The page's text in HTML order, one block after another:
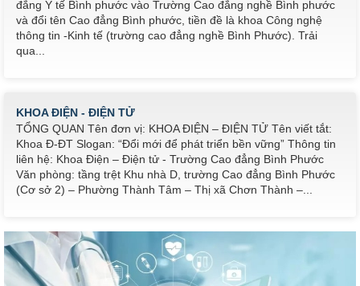
đẳng Y tế Bình phước vào Trường Cao đẳng nghề Bình phước
và đổi tên Cao đẳng Bình phước, tiền đề là khoa Công nghệ
thông tin -Kinh tế (trường cao đẳng nghề Bình Phước). Trải
qua...
KHOA ĐIỆN - ĐIỆN TỬ
TỔNG QUAN Tên đơn vị: KHOA ĐIỆN – ĐIỆN TỬ Tên viết tắt:
Khoa Đ-ĐT Slogan: “Đổi mới để phát triển bền vững” Thông tin
liên hệ: Khoa Điện – Điện tử - Trường Cao đẳng Bình Phước
Văn phòng: tầng trệt Khu nhà D, trường Cao đẳng Bình Phước
(Cơ sở 2) – Phường Thành Tâm – Thị xã Chơn Thành –...